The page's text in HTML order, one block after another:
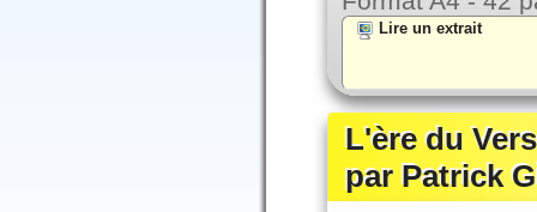
Lire un extrait
L'ère du
par Patrick